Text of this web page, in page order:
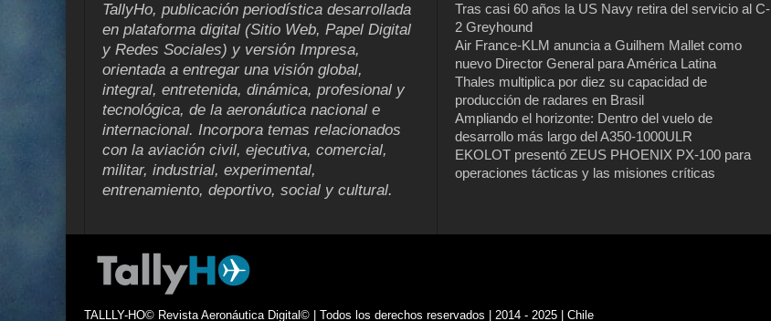
TallyHo, publicación periodística desarrollada
en plataforma digital (Sitio Web, Papel Digital
y Redes Sociales) y versión Impresa,
orientada a entregar una visión global,
integral, entretenida, dinámica, profesional y
tecnológica, de la aeronáutica nacional e
internacional. Incorpora temas relacionados
con la aviación civil, ejecutiva, comercial,
militar, industrial, experimental,
entrenamiento, deportivo, social y cultural.
Tras casi 60 años la US Navy retira del servicio al C-
2 Greyhound
Air France-KLM anuncia a Guilhem Mallet como
nuevo Director General para América Latina
Thales multiplica por diez su capacidad de
producción de radares en Brasil
Ampliando el horizonte: Dentro del vuelo de
desarrollo más largo del A350-1000ULR
EKOLOT presentó ZEUS PHOENIX PX-100 para
operaciones tácticas y las misiones críticas
TALLLY-HO© Revista Aeronáutica Digital© | Todos los derechos reservados | 2014 - 2025 | Chile